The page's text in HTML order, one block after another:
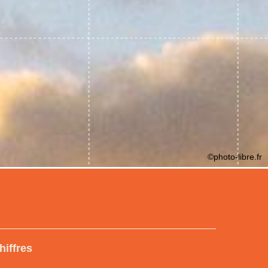
©photo-libre.fr